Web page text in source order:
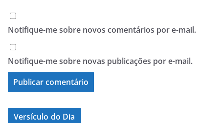
Notifique-me sobre novos comentários por e-mail.
Notifique-me sobre novas publicações por e-mail.
Versículo do Dia